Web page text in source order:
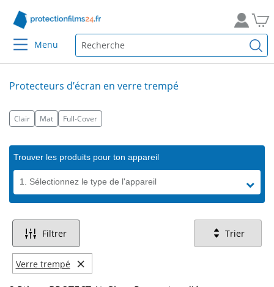
Menu
Protecteurs d’écran en verre trempé
Clair Mat Full-Cover
Trouver les produits pour ton appareil
1. Sélectionnez le type de l'appareil
Filtrer Trier
Verre trempé ×